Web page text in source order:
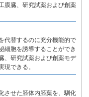
膜臓、研究試薬および創薬
代替するのに充分機能的で
細胞を誘導することができ
、研究試薬および創薬モデ
現できる。
させた胚体内胚葉を、馴化